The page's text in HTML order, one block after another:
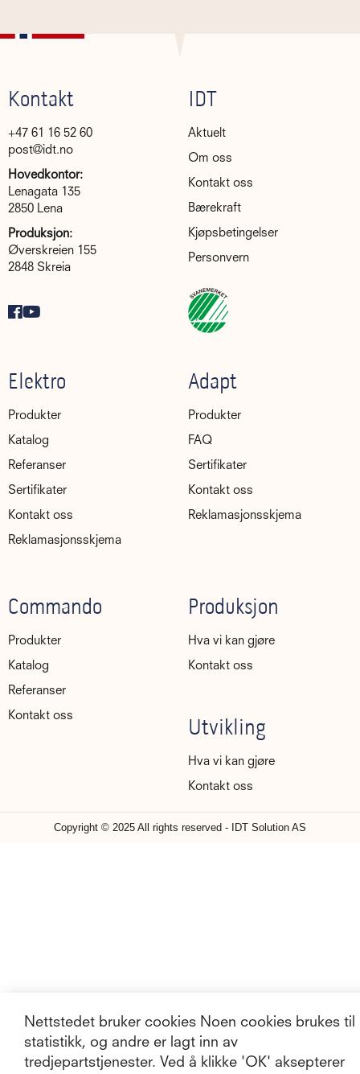
Kontakt
+47 61 16 52 60
post@idt.no
Hovedkontor:
Lenagata 135
2850 Lena
Produksjon:
Øverskreien 155
2848 Skreia
IDT
Aktuelt
Om oss
Kontakt oss
Bærekraft
Kjøpsbetingelser
Personvern
Elektro
Produkter
Katalog
Referanser
Sertifikater
Kontakt oss
Reklamasjonsskjema
Adapt
Produkter
FAQ
Sertifikater
Kontakt oss
Reklamasjonsskjema
Commando
Produkter
Katalog
Referanser
Kontakt oss
Produksjon
Hva vi kan gjøre
Kontakt oss
Utvikling
Hva vi kan gjøre
Kontakt oss
Copyright © 2025 All rights reserved - IDT Solution AS
Nettstedet bruker cookies Noen cookies brukes til
statistikk, og andre er lagt inn av
tredjepartstjenester. Ved å klikke 'OK' aksepterer